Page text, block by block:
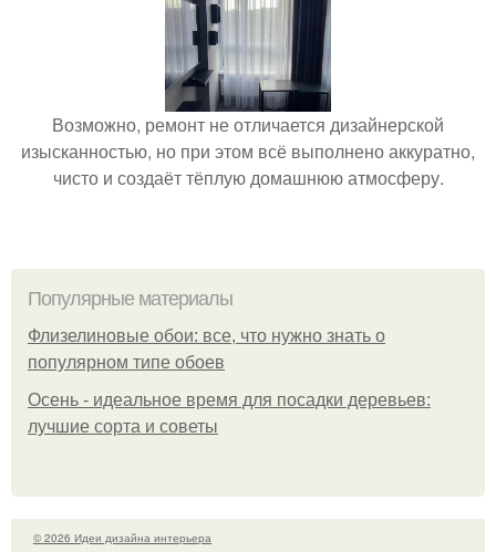
Возможно, ремонт не отличается дизайнерской
изысканностью, но при этом всё выполнено аккуратно,
чисто и создаёт тёплую домашнюю атмосферу.
Популярные материалы
Флизелиновые обои: все, что нужно знать о
популярном типе обоев
Осень - идеальное время для посадки деревьев:
лучшие сорта и советы
© 2026 Идеи дизайна интерьера